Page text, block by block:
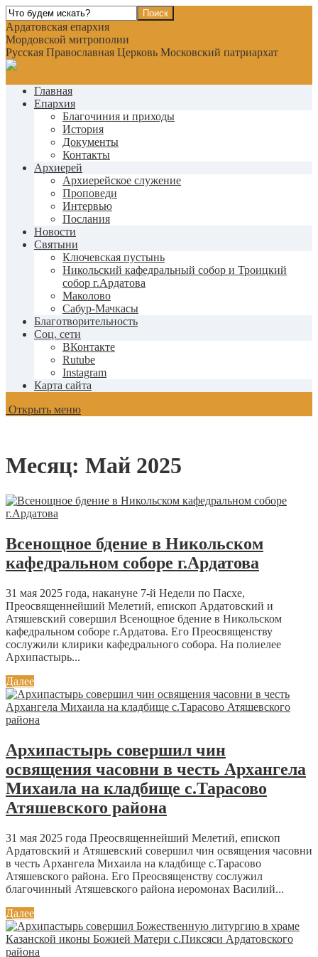
Ардатовская епархия
Мордовской митрополии
Русская Православная Церковь Московский патриархат
Главная
Епархия
Благочиния и приходы
История
Документы
Контакты
Архиерей
Архиерейское служение
Проповеди
Интервью
Послания
Новости
Святыни
Ключевская пустынь
Никольский кафедральный собор и Троицкий
собор г.Ардатова
Маколово
Сабур-Мачкасы
Благотворительность
Соц. сети
ВКонтакте
Rutube
Instagram
Карта сайта
Открыть меню
Месяц: Май 2025
Всенощное бдение в Никольском
кафедральном соборе г.Ардатова
31 мая 2025 года, накануне 7-й Недели по Пасхе,
Преосвященнейший Мелетий, епископ Ардатовский и
Атяшевский совершил Всенощное бдение в Никольском
кафедральном соборе г.Ардатова. Его Преосвященству
сослужили клирики кафедрального собора. На полиелее
Архипастырь...
Далее
Архипастырь совершил чин
освящения часовни в честь Архангела
Михаила на кладбище с.Тарасово
Атяшевского района
31 мая 2025 года Преосвященнейший Мелетий, епископ
Ардатовский и Атяшевский совершил чин освящения часовни
в честь Архангела Михаила на кладбище с.Тарасово
Атяшевского района. Его Преосвященству сослужил
благочинный Атяшевского района иеромонах Василий...
Далее